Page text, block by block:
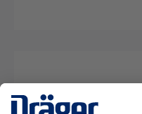
Beschreibung